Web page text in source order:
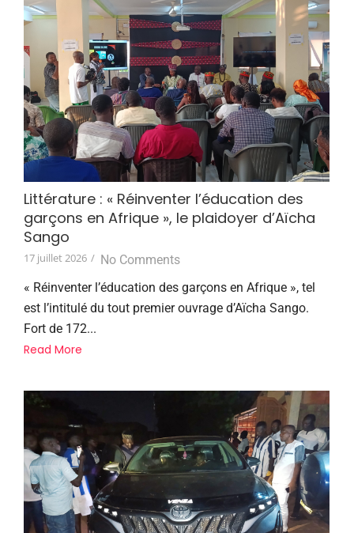
Littérature : « Réinventer l’éducation des
garçons en Afrique », le plaidoyer d’Aïcha
Sango
17 juillet 2026 / No Comments
« Réinventer l’éducation des garçons en Afrique », tel
est l’intitulé du tout premier ouvrage d’Aïcha Sango.
Fort de 172...
Read More